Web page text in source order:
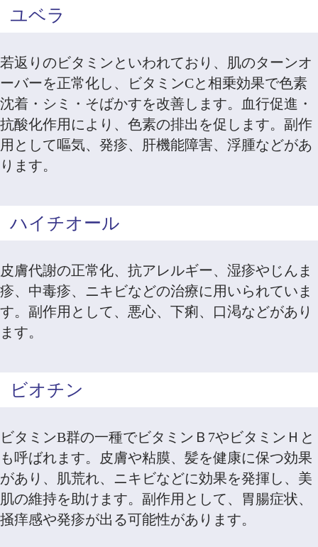
ユベラ
若返りのビタミンといわれており、肌のターンオ
ーバーを正常化し、ビタミンCと相乗効果で色素
沈着・シミ・そばかすを改善します。血行促進・
抗酸化作用により、色素の排出を促します。副作
用として嘔気、発疹、肝機能障害、浮腫などがあ
ります。
ハイチオール
皮膚代謝の正常化、抗アレルギー、湿疹やじんま
疹、中毒疹、ニキビなどの治療に用いられていま
す。副作用として、悪心、下痢、口渇などがあり
ます。
ビオチン
ビタミンB群の一種でビタミンＢ7やビタミンＨと
も呼ばれます。皮膚や粘膜、髪を健康に保つ効果
があり、肌荒れ、ニキビなどに効果を発揮し、美
肌の維持を助けます。副作用として、胃腸症状、
掻痒感や発疹が出る可能性があります。